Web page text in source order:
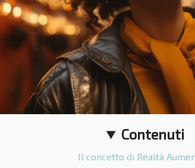
Contenuti
Il concetto di Realtà